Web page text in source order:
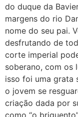
do duque da
margens do rio
nome do seu pai.
desfrutando de
corte imperial
soberano, com os
isso foi uma grata
o jovem se
criação dada por
como “o